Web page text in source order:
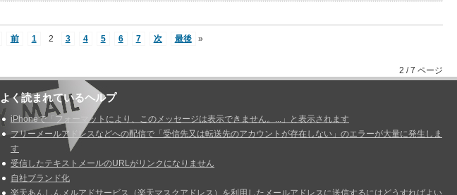
前 1 2 3 4 5 6 7 次 最後 »
2 / 7 ページ
よく読まれているヘルプ
iPhoneで「フォーマットにより、このメッセージは表示できません。...」と表示されます
フリーメールアドレスなどへの配信で「受信先又は転送先のアカウントが存在しない」のエラーが大量に発生しま
す
受信したテキストメールのURLがリンクになりません
自社ブランド化
楽天あんしんメルアドサービス（楽天マスクアドレス）を利用したメールアドレスに送信するにはどうすればよい